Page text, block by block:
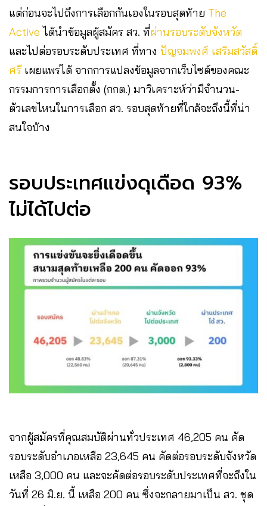
แต่ก่อนจะไปถึงการเลือกกันเองในรอบสุดท้าย The
Active ได้นำข้อมูลผู้สมัคร สว. ที่ผ่านรอบระดับจังหวัด
และไปต่อรอบระดับประเทศ ที่ทาง ปัญจมพงศ์ เสริมสวัสดิ์
ศรี เผยแพร่ได้ จากการแปลงข้อมูลจากเว็บไซต์ของคณะ
กรรมการการเลือกตั้ง (กกต.) มาวิเคราะห์ว่ามีจำนวน-
ตัวเลขไหนในการเลือก สว. รอบสุดท้ายที่ใกล้จะถึงนี้ที่น่า
สนใจบ้าง
รอบประเทศแข่งดุเดือด 93%
ไม่ได้ไปต่อ
จากผู้สมัครที่คุณสมบัติผ่านทั่วประเทศ 46,205 คน คัด
รอบระดับอำเภอเหลือ 23,645 คน คัดต่อรอบระดับจังหวัด
เหลือ 3,000 คน และจะคัดต่อรอบระดับประเทศที่จะถึงใน
วันที่ 26 มิ.ย. นี้ เหลือ 200 คน ซึ่งจะกลายมาเป็น สว. ชุด